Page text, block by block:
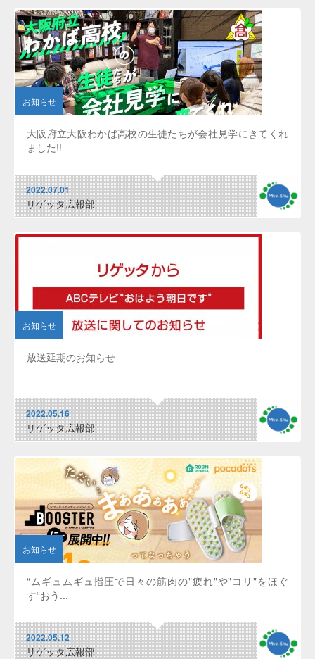
お知らせ
大阪府立大阪わかば高校の生徒たちが会社見学にきてくれ
ました!!
2022.07.01
リゲッタ広報部
お知らせ
放送延期のお知らせ
2022.05.16
リゲッタ広報部
お知らせ
“ムギュムギュ指圧で日々の筋肉の"疲れ"や"コリ"をほぐ
す“おう...
2022.05.12
リゲッタ広報部